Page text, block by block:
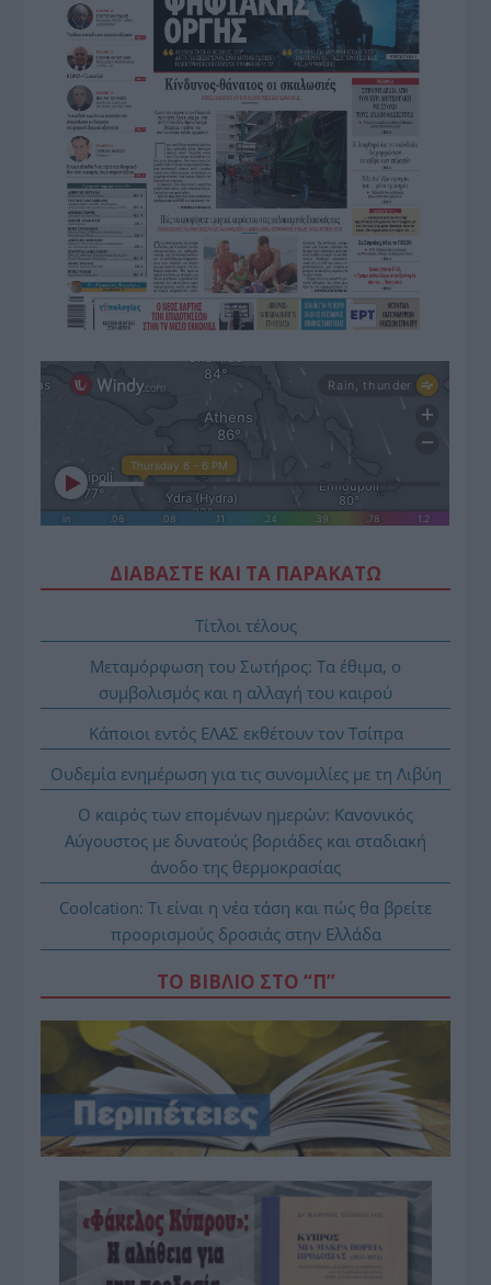
ΔΙΑΒΑΣΤΕ ΚΑΙ ΤΑ ΠΑΡΑΚΑΤΩ
Τίτλοι τέλους
Μεταμόρφωση του Σωτήρος: Τα έθιμα, ο
συμβολισμός και η αλλαγή του καιρού
Κάποιοι εντός ΕΛΑΣ εκθέτουν τον Τσίπρα
Ουδεμία ενημέρωση για τις συνομιλίες με τη Λιβύη
Ο καιρός των επομένων ημερών: Κανονικός
Αύγουστος με δυνατούς βοριάδες και σταδιακή
άνοδο της θερμοκρασίας
Coolcation: Τι είναι η νέα τάση και πώς θα βρείτε
προορισμούς δροσιάς στην Ελλάδα
ΤΟ ΒΙΒΛΙΟ ΣΤΟ “Π”